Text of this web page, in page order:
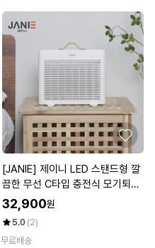
[JANIE] 제이니 LED 스탠드형 깔
끔한 무선 C타입 충전식 모기퇴치
기 JN-241BK
32,900원
5.0 (2)
무료배송